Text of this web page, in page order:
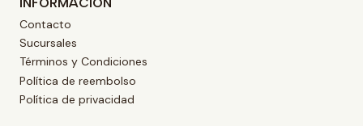
INFORMACIÓN
Contacto
Sucursales
Términos y Condiciones
Política de reembolso
Política de privacidad